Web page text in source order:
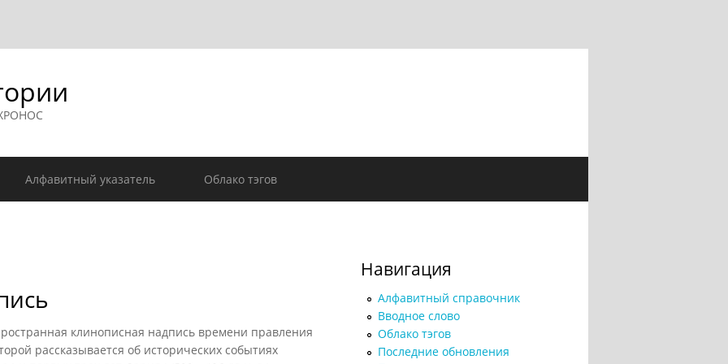
Алфавитный указатель Облако тэгов
клинописная надпись времени правления
рассказывается об исторических событиях
Навигация
Алфавитный справочник
Вводное слово
Облако тэгов
Последние обновления